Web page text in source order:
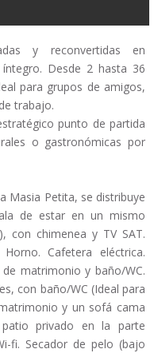
y reconvertidas en
Desde 2 hasta 36
para grupos de amigos,
trabajo.
punto de partida
o gastronómicas por
Masia Petita, se distribuye
de estar en un mismo
con chimenea y TV SAT.
Cafetera eléctrica.
matrimonio y baño/WC.
con baño/WC (Ideal para
y un sofá cama
privado en la parte
fi. Secador de pelo (bajo